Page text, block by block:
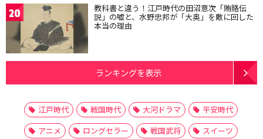
20 教科書と違う！江戸時代の田沼意次「賄賂伝
説」の嘘と、水野忠邦が「大奥」を敵に回した
本当の理由
ランキングを表示
江戸時代 戦国時代 大河ドラマ
平安時代
アニメ
ロングセラー 戦国武将
スイーツ